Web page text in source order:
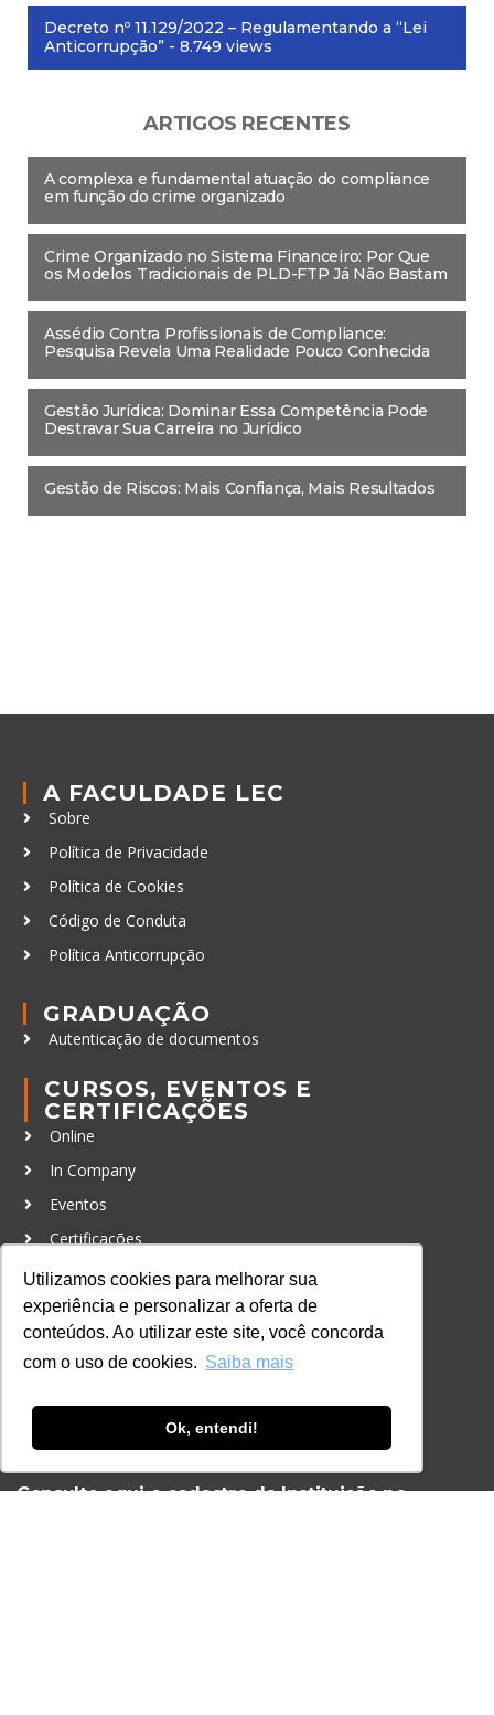
Utilizamos cookies para melhorar sua
experiência e personalizar a oferta de
conteúdos. Ao utilizar este site, você concorda
com o uso de cookies. Saiba mais
Ok, entendi!
Decreto nº 11.129/2022 – Regulamentando a “Lei
Anticorrupção” - 8.749 views
ARTIGOS RECENTES
A complexa e fundamental atuação do compliance
em função do crime organizado
Crime Organizado no Sistema Financeiro: Por Que
os Modelos Tradicionais de PLD-FTP Já Não Bastam
Assédio Contra Profissionais de Compliance:
Pesquisa Revela Uma Realidade Pouco Conhecida
Gestão Jurídica: Dominar Essa Competência Pode
Destravar Sua Carreira no Jurídico
Gestão de Riscos: Mais Confiança, Mais Resultados
A FACULDADE LEC
Sobre
Política de Privacidade
Política de Cookies
Código de Conduta
Política Anticorrupção
GRADUAÇÃO
Autenticação de documentos
CURSOS, EVENTOS E
CERTIFICAÇÕES
Online
In Company
Eventos
Certificações
CONTATO
+55 11 3259-2837
Ferramenta Antifraude
Consulte aqui o cadastro da Instituição no